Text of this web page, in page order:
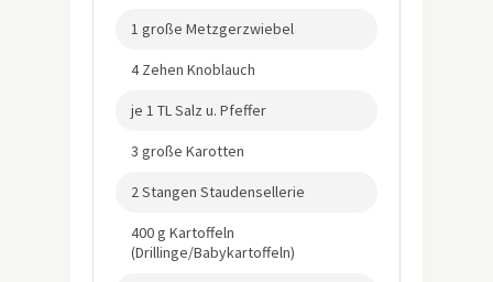
1 große Metzgerzwiebel
4 Zehen Knoblauch
je 1 TL Salz u. Pfeffer
3 große Karotten
2 Stangen Staudensellerie
400 g Kartoffeln
(Drillinge/Babykartoffeln)